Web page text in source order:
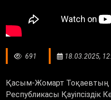
691 18.03.2025,
Қасым-Жомарт Тоқаевтың
Республикасы Қауіпсіздік